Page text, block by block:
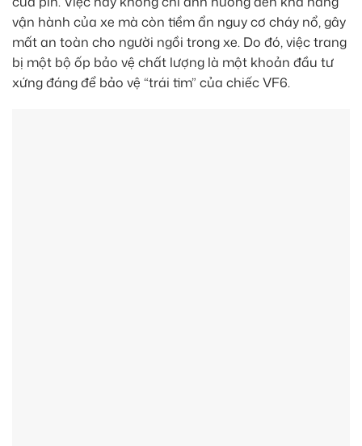
vận hành của xe mà còn tiềm ẩn nguy cơ cháy nổ, gây
mất an toàn cho người ngồi trong xe. Do đó, việc trang
bị một bộ ốp bảo vệ chất lượng là một khoản đầu tư
xứng đáng để bảo vệ “trái tim” của chiếc VF6.